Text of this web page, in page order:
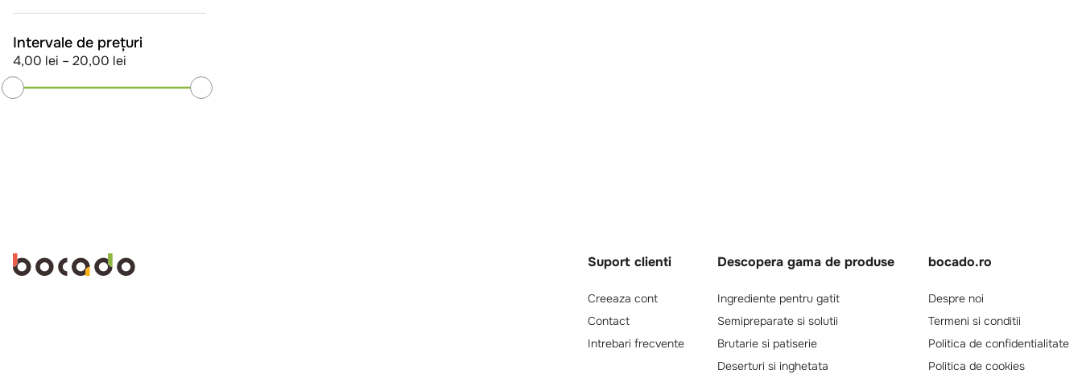
Intervale de prețuri
4,00 lei – 20,00 lei
Suport clienti
Creeaza cont
Contact
Intrebari frecvente
Descopera gama de produse
Ingrediente pentru gatit
Semipreparate si solutii
Brutarie si patiserie
Deserturi si inghetata
bocado.ro
Despre noi
Termeni si conditii
Politica de confidentialitate
Politica de cookies